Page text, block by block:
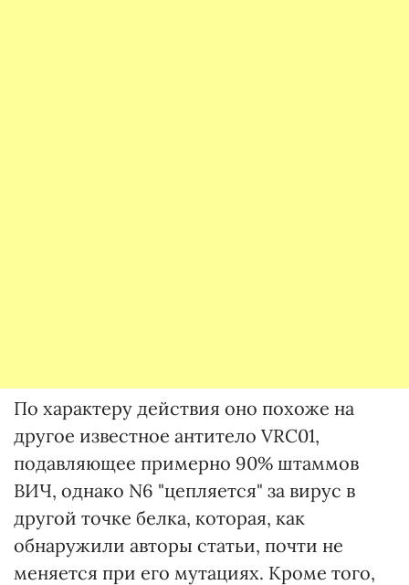
По характеру действия оно похоже на
другое известное антитело VRC01,
подавляющее примерно 90% штаммов
ВИЧ, однако N6 "цепляется" за вирус в
другой точке белка, которая, как
обнаружили авторы статьи, почти не
меняется при его мутациях. Кроме того,